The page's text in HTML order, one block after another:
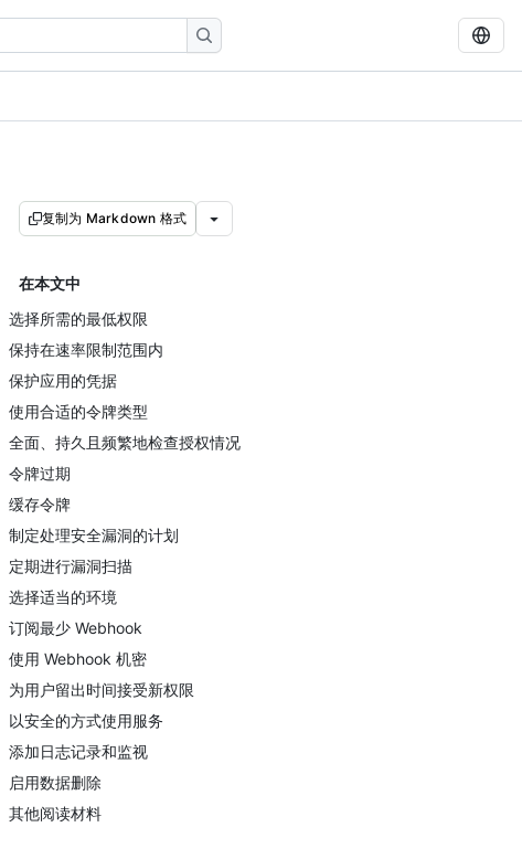
复制为 Markdown 格式
在本文中
选择所需的最低权限
保持在速率限制范围内
保护应用的凭据
使用合适的令牌类型
全面、持久且频繁地检查授权情况
令牌过期
缓存令牌
制定处理安全漏洞的计划
定期进行漏洞扫描
选择适当的环境
订阅最少 Webhook
使用 Webhook 机密
为用户留出时间接受新权限
以安全的方式使用服务
添加日志记录和监视
启用数据删除
其他阅读材料